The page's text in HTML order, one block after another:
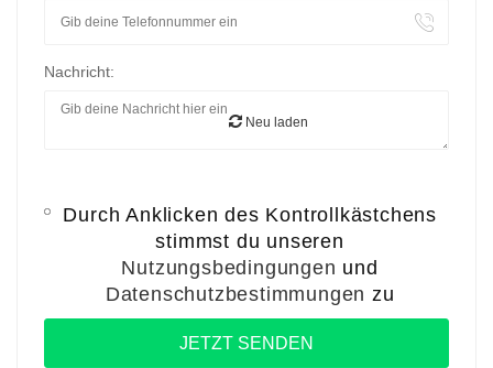
Nachricht:
Neu laden
Durch Anklicken des Kontrollkästchens
stimmst du unseren
Nutzungsbedingungen und
Datenschutzbestimmungen zu